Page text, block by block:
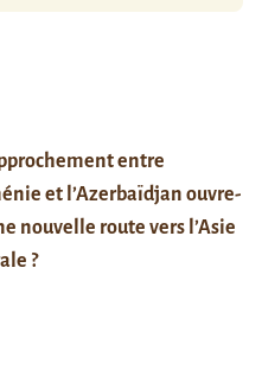
entre
et l’Azerbaïdjan ouvre-
nouvelle route vers l’Asie
?